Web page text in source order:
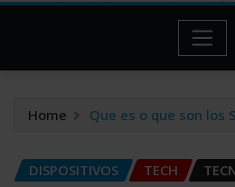
Home Que es o que son los
DISPOSITIVOS TECH